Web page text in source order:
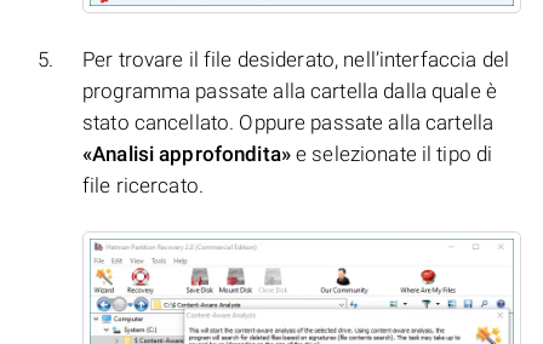
Per trovare il file desiderato, nell’interfaccia del
programma passate alla cartella dalla quale è
stato cancellato. Oppure passate alla cartella
«Analisi approfondita»e selezionate il tipo di
file ricercato.